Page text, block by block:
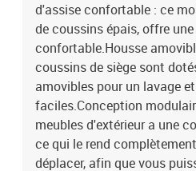
d'assise confortable : ce
de coussins épais, offre
confortable.Housse
coussins de siège sont
amovibles pour un lavage
faciles.Conception
meubles d'extérieur a une
ce qui le rend
déplacer, afin que vous